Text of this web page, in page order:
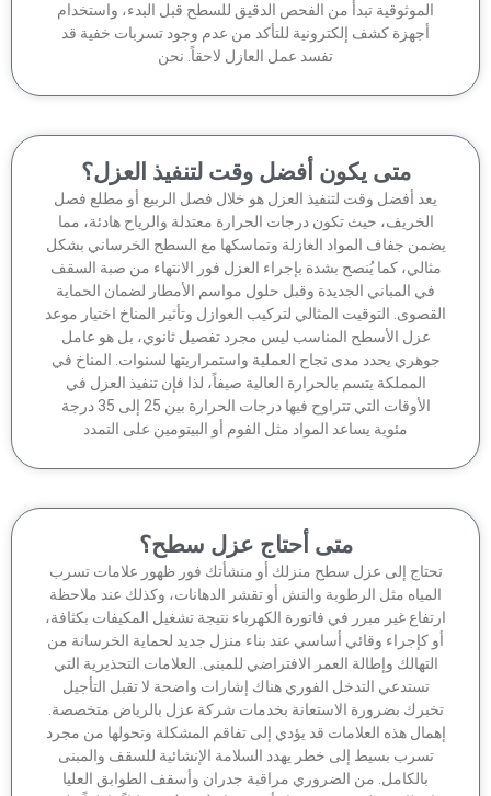
الموثوقية تبدأ من الفحص الدقيق للسطح قبل البدء، واستخدام
أجهزة كشف إلكترونية للتأكد من عدم وجود تسربات خفية قد
تفسد عمل العازل لاحقاً. نحن
متى يكون أفضل وقت لتنفيذ العزل؟
أفضل وقت لتنفيذ العزل هو خلال فصل الربيع أو مطلع فصل
الخريف، حيث تكون درجات الحرارة معتدلة والرياح هادئة، مما
جفاف المواد العازلة وتماسكها مع السطح الخرساني بشكل
كما يُنصح بشدة بإجراء العزل فور الانتهاء من صبة السقف
في المباني الجديدة وقبل حلول مواسم الأمطار لضمان الحماية
التوقيت المثالي لتركيب العوازل وتأثير المناخ اختيار موعد
عزل الأسطح المناسب ليس مجرد تفصيل ثانوي، بل هو عامل
يحدد مدى نجاح العملية واستمراريتها لسنوات. المناخ في
المملكة يتسم بالحرارة العالية صيفاً، لذا فإن تنفيذ العزل في
الأوقات التي تتراوح فيها درجات الحرارة بين 25 إلى 35 درجة
مئوية يساعد المواد مثل الفوم أو البيتومين على التمدد
متى أحتاج عزل سطح؟
إلى عزل سطح منزلك أو منشأتك فور ظهور علامات تسرب
مثل الرطوبة والنش أو تقشر الدهانات، وكذلك عند ملاحظة
غير مبرر في فاتورة الكهرباء نتيجة تشغيل المكيفات بكثافة،
كإجراء وقائي أساسي عند بناء منزل جديد لحماية الخرسانة من
وإطالة العمر الافتراضي للمبنى. العلامات التحذيرية التي
تستدعي التدخل الفوري هناك إشارات واضحة لا تقبل التأجيل
بضرورة الاستعانة بخدمات شركة عزل بالرياض متخصصة.
هذه العلامات قد يؤدي إلى تفاقم المشكلة وتحولها من مجرد
تسرب بسيط إلى خطر يهدد السلامة الإنشائية للسقف والمبنى
بالكامل. من الضروري مراقبة جدران وأسقف الطوابق العليا